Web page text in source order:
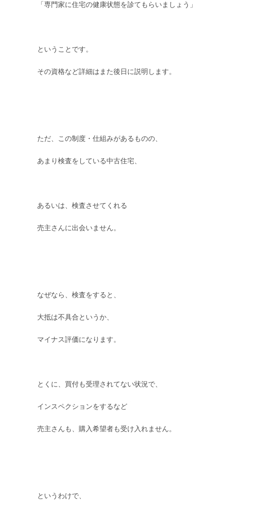
「専門家に住宅の健康状態を診てもらいましょう」
ということです。
その資格など詳細はまた後日に説明します。
ただ、この制度・仕組みがあるものの、
あまり検査をしている中古住宅、
あるいは、検査させてくれる
売主さんに出会いません。
なぜなら、検査をすると、
大抵は不具合というか、
マイナス評価になります。
とくに、買付も受理されてない状況で、
インスペクションをするなど
売主さんも、購入希望者も受け入れません。
というわけで、